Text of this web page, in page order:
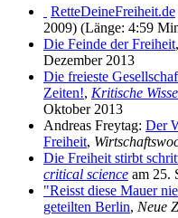
RetteDeineFreiheit.de
2009) (Länge: 4:59
Die Feinde der Freiheit
Dezember 2013
Die freieste
Zeiten!, Kritische
Oktober 2013
Andreas Freytag: Der
Freiheit,
Die Freiheit stirbt
critical science am 25.
"Reisst diese Mauer
geteilten Berlin, Neue